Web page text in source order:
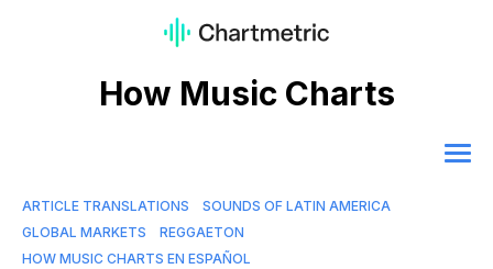
How Music Charts
ARTICLE TRANSLATIONS
SOUNDS OF LATIN AMERICA
GLOBAL MARKETS
REGGAETON
HOW MUSIC CHARTS EN ESPAÑOL